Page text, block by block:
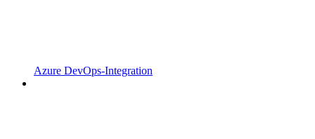
Azure DevOps-Integration